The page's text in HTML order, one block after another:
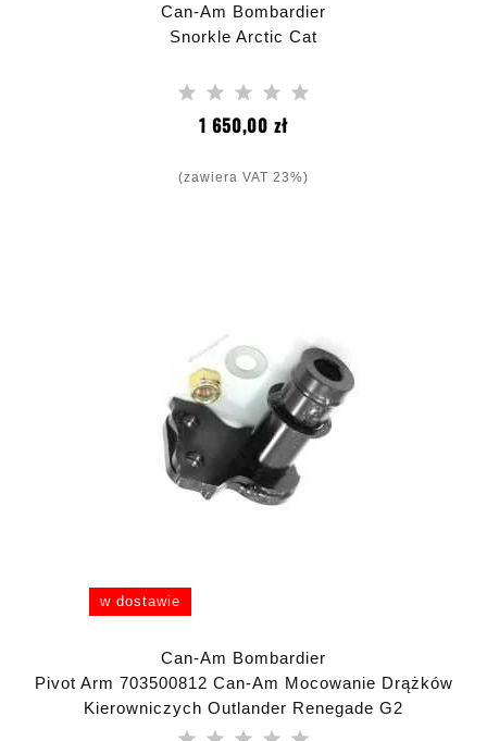
Can-Am Bombardier
Snorkle Arctic Cat
1 650,00 złCena
(zawiera VAT 23%)
w dostawie
Can-Am Bombardier
Pivot Arm 703500812 Can-Am Mocowanie Drążków
Kierowniczych Outlander Renegade G2